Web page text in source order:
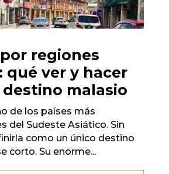
regiones
qué ver y hacer
destino malasio
de los países más
del Sudeste Asiático. Sin
como un único destino
corto. Su enorme...